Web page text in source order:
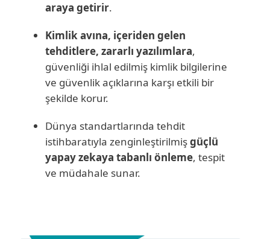
araya getirir.
Kimlik avına, içeriden gelen
tehditlere, zararlı yazılımlara,
güvenliği ihlal edilmiş kimlik bilgilerine
ve güvenlik açıklarına karşı etkili bir
şekilde korur.
Dünya standartlarında tehdit
istihbaratıyla zenginleştirilmişgüçlü
yapay zekaya tabanlı önleme, tespit
ve müdahale sunar.